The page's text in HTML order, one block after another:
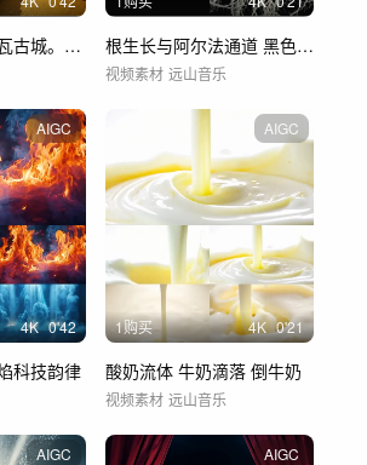
乌兹别克斯坦希瓦古城。联合国教科文组 根生长与阿尔法通道 黑色背景
视频素材 远山音乐
AIGC
4K 0'42
科技韵律
AIGC
1购买 4K 0'21
酸奶流体 牛奶滴落 倒牛奶
视频素材 远山音乐
AIGC AIGC